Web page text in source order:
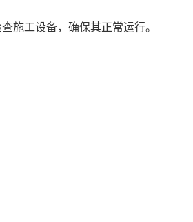
施工设备，确保其正常运行。